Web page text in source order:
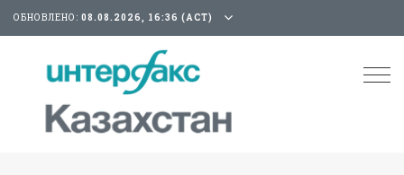
ОБНОВЛЕНО: 08.08.2026, 16:36 (АСТ)